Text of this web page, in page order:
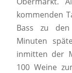
kommenden
Bass zu
Minuten
inmitten der
100 Weine